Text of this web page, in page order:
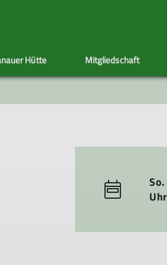
Artikel schreiben
Sektionstermine Ehrenamt
Klettersteig
Hütte Mitgliedschaft
Adressänderung
Uhr